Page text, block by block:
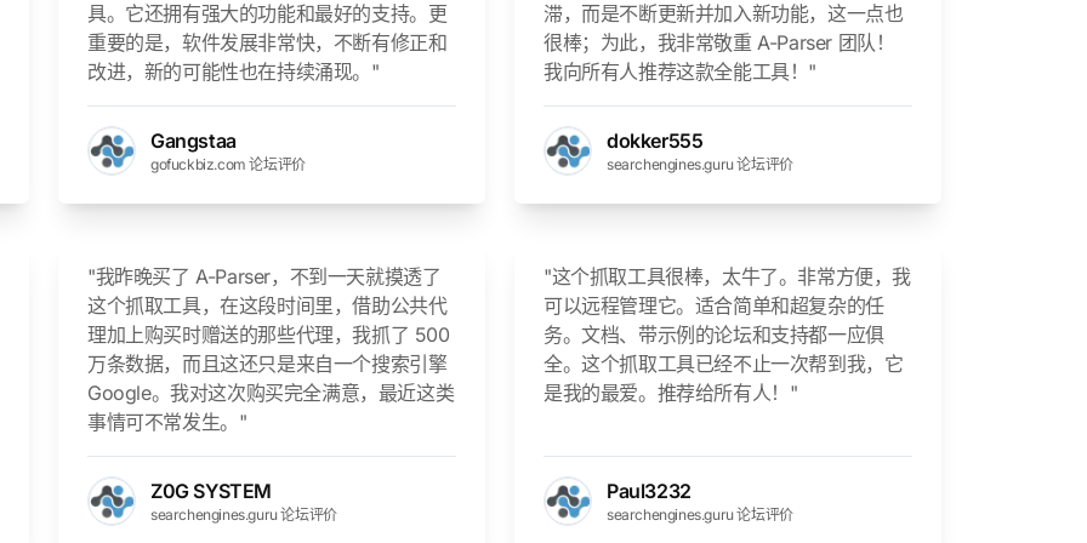
具。它还拥有强大的功能和最好的支持。更
重要的是，软件发展非常快，不断有修正和
改进，新的可能性也在持续涌现。"
Gangstaa
gofuckbiz.com 论坛评价
滞，而是不断更新并加入新功能，这一点也
很棒；为此，我非常敬重 A-Parser 团队！
我向所有人推荐这款全能工具！"
dokker555
searchengines.guru 论坛评价
"我昨晚买了 A-Parser，不到一天就摸透了
这个抓取工具，在这段时间里，借助公共代
理加上购买时赠送的那些代理，我抓了 500
万条数据，而且这还只是来自一个搜索引擎
Google。我对这次购买完全满意，最近这类
事情可不常发生。"
Z0G SYSTEM
searchengines.guru 论坛评价
"这个抓取工具很棒，太牛了。非常方便，我
可以远程管理它。适合简单和超复杂的任
务。文档、带示例的论坛和支持都一应俱
全。这个抓取工具已经不止一次帮到我，它
是我的最爱。推荐给所有人！"
Paul3232
searchengines.guru 论坛评价